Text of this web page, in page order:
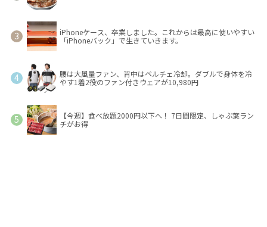
iPhoneケース、卒業しました。これからは最高に使いやすい
「iPhoneバック」で生きていきます。
腰は大風量ファン、背中はペルチェ冷却。ダブルで身体を冷
やす1着2役のファン付きウェアが10,980円
【今週】食べ放題2000円以下へ！ 7日間限定、しゃぶ葉ラン
チがお得